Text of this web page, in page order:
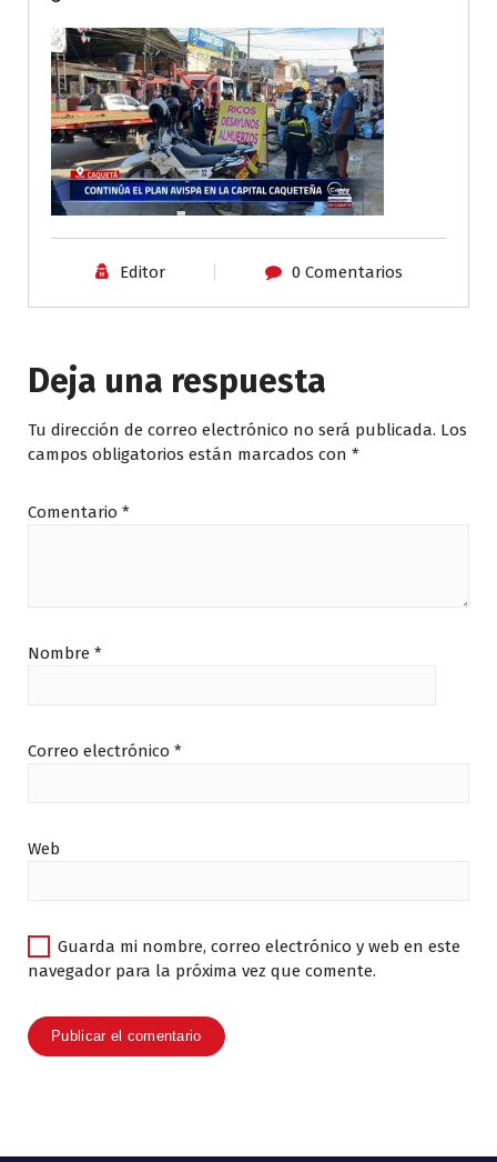
Editor 0 Comentarios
Deja una respuesta
Tu dirección de correo electrónico no será publicada. Los
campos obligatorios están marcados con *
Comentario *
Nombre *
Correo electrónico *
Web
Guarda mi nombre, correo electrónico y web en este
navegador para la próxima vez que comente.